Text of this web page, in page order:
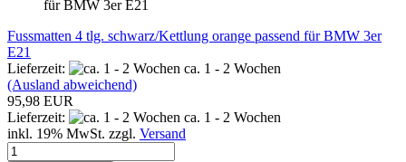
Fussmatten 4 tlg. schwarz/Kettlung orange passend für BMW 3er
E21
Lieferzeit:
ca. 1 - 2 Wochen
(Ausland abweichend)
95,98 EUR
Lieferzeit:
ca. 1 - 2 Wochen
inkl. 19% MwSt. zzgl. Versand